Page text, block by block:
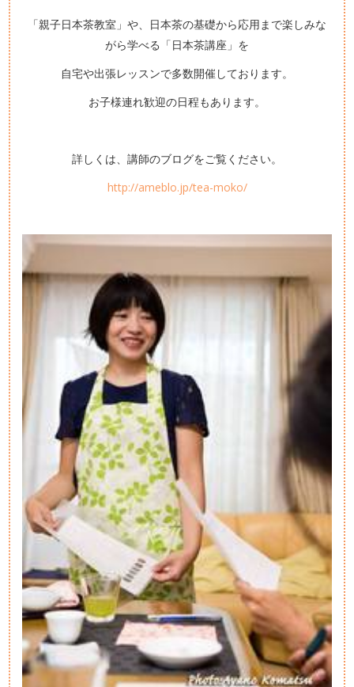
「親子日本茶教室」や、日本茶の基礎から応用まで楽しみな
がら学べる「日本茶講座」を
自宅や出張レッスンで多数開催しております。
お子様連れ歓迎の日程もあります。
詳しくは、講師のブログをご覧ください。
http://ameblo.jp/tea-moko/